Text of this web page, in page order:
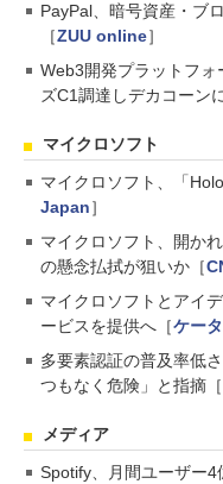
PayPal、暗号資産・ブ
［ZUU online］
Web3開発プラットフ
ズC1調達しデカコーン
マイクロソフト
マイクロソフト、「
Japan］
マイクロソフト、開か
の懸念払拭が狙いか［
マイクロソフトとアイ
ービスを提供へ［ケー
多要素認証の普及率低
つもなく危険」と指摘［
メディア
Spotify、月間ユーザー4